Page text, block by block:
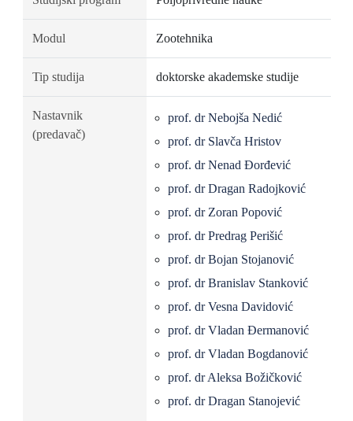
Modul Zootehnika
Tip studija doktorske akademske studije
Nastavnik
(predavač)
prof. dr Nebojša Nedić
prof. dr Slavča Hristov
prof. dr Nenad Đorđević
prof. dr Dragan Radojković
prof. dr Zoran Popović
prof. dr Predrag Perišić
prof. dr Bojan Stojanović
prof. dr Branislav Stanković
prof. dr Vesna Davidović
prof. dr Vladan Đermanović
prof. dr Vladan Bogdanović
prof. dr Aleksa Božičković
prof. dr Dragan Stanojević